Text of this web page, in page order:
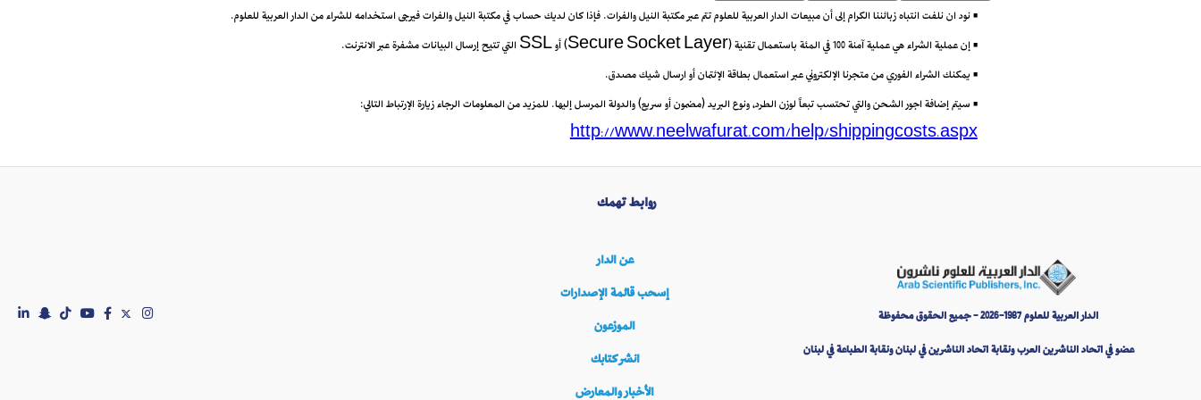
• نود ان نلفت انتباه زبائننا الكرام إلى أن مبيعات الدار العربية للعلوم تتم عبر مكتبة النيل والفرات. فإذا كان لديك حساب في مكتبة النيل والفرات فيرجى استخدامه للشراء من الدار العربية للعلوم.
• إن عملية الشراء هي عملية آمنة 100 في المئة باستعمال تقنية (Secure Socket Layer) أو SSL التي تتيح إرسال البيانات مشفرة عبر الانترنت.
• يمكنك الشراء الفوري من متجرنا الإلكتروني عبر استعمال بطاقة الإئتمان أو ارسال شيك مصدق.
• سيتم إضافة اجور الشحن والتي تحتسب تبعاً لوزن الطرد، ونوع البريد (مضمون أو سريع) والدولة المرسل إليها. للمزيد من المعلومات الرجاء زيارة الإرتباط التالي:
http://www.neelwafurat.com/help/shippingcosts.aspx
روابط تهمك
عن الدار
إسحب قائمة الإصدارات
الموزعون
انشر كتابك
الأخبار والمعارض
الدار العربية للعلوم 1987-2026 - جميع الحقوق محفوظة
عضو في اتحاد الناشرين العرب ونقابة اتحاد الناشرين في لبنان ونقابة الطباعة في لبنان